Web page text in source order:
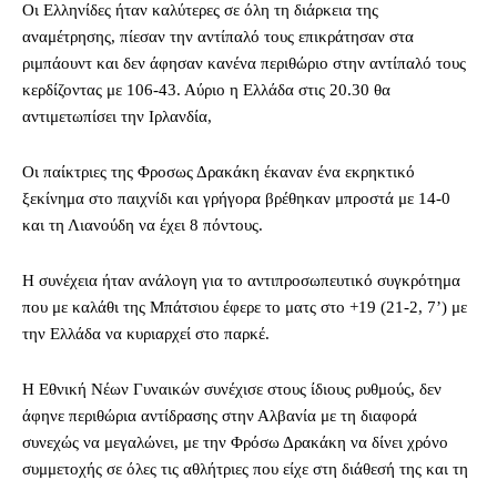
Οι Ελληνίδες ήταν καλύτερες σε όλη τη διάρκεια της
αναμέτρησης, πίεσαν την αντίπαλό τους επικράτησαν στα
ριμπάουντ και δεν άφησαν κανένα περιθώριο στην αντίπαλό τους
κερδίζοντας με 106-43. Αύριο η Ελλάδα στις 20.30 θα
αντιμετωπίσει την Ιρλανδία,
Οι παίκτριες της Φροσως Δρακάκη έκαναν ένα εκρηκτικό
ξεκίνημα στο παιχνίδι και γρήγορα βρέθηκαν μπροστά με 14-0
και τη Λιανούδη να έχει 8 πόντους.
Η συνέχεια ήταν ανάλογη για το αντιπροσωπευτικό συγκρότημα
που με καλάθι της Μπάτσιου έφερε το ματς στο +19 (21-2, 7’) με
την Ελλάδα να κυριαρχεί στο παρκέ.
Η Εθνική Νέων Γυναικών συνέχισε στους ίδιους ρυθμούς, δεν
άφηνε περιθώρια αντίδρασης στην Αλβανία με τη διαφορά
συνεχώς να μεγαλώνει, με την Φρόσω Δρακάκη να δίνει χρόνο
συμμετοχής σε όλες τις αθλήτριες που είχε στη διάθεσή της και τη